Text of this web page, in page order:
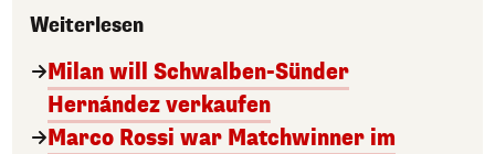
Weiterlesen
Milan will Schwalben-Sünder
Hernández verkaufen
Marco Rossi war Matchwinner im